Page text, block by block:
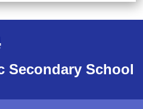
Secondary School